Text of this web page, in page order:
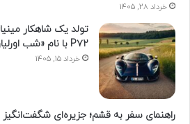
خرداد 28, 1405
تولد یک شاهکار
P۷۲ با نام «شب اورلیان»
خرداد 15, 1405
راهنمای سفر به قشم؛ جزیره‌ای